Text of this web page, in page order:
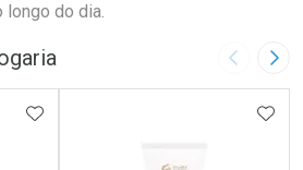
longo do dia.
Imagem
ADICIONAR AOS FAVORITOS